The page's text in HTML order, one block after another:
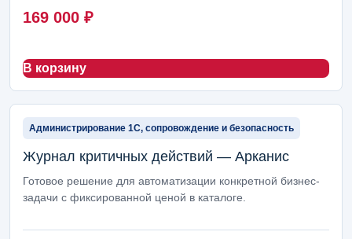
169 000 ₽
В корзину
Администрирование 1С, сопровождение и безопасность
Журнал критичных действий — Арканис
Готовое решение для автоматизации конкретной бизнес-
задачи с фиксированной ценой в каталоге.